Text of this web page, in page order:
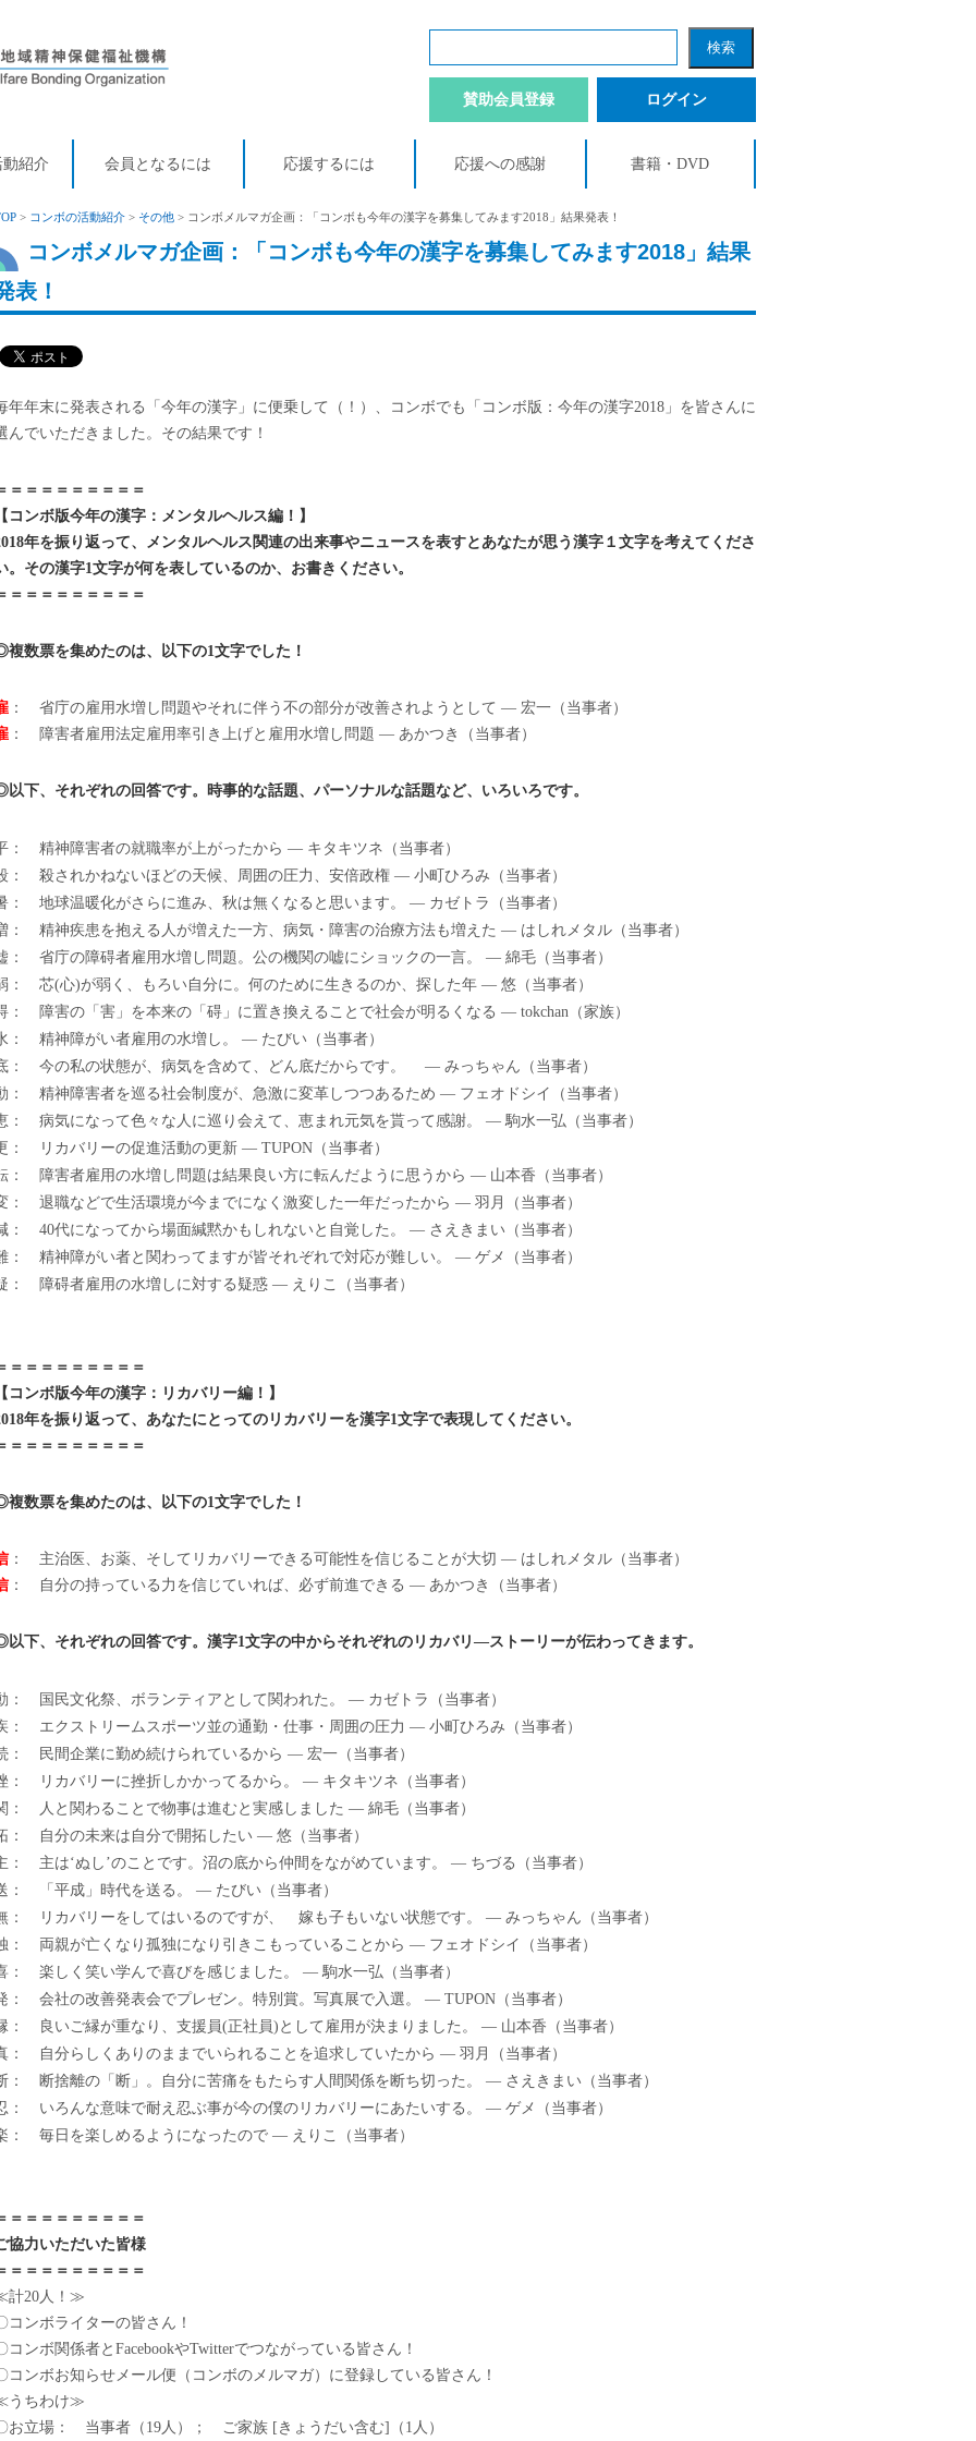
賛助会員登録 ログイン
紹介 会員となるには 応援するには 応援への感謝 書籍・DVD
> コンボの活動紹介> その他> コンボメルマガ企画：「コンボも今年の漢字を募集してみます2018」結果発表！
コンボメルマガ企画：「コンボも今年の漢字を募集してみます2018」結果
表！
年年末に発表される「今年の漢字」に便乗して（！）、コンボでも「コンボ版：今年の漢字2018」を皆さんに
んでいただきました。その結果です！
＝＝＝＝＝＝＝＝＝
コンボ版今年の漢字：メンタルヘルス編！】
年を振り返って、メンタルヘルス関連の出来事やニュースを表すとあなたが思う漢字１文字を考えてくださ
。その漢字1文字が何を表しているのか、お書きください。
＝＝＝＝＝＝＝＝＝
数票を集めたのは、以下の1文字でした！
： 省庁の雇用水増し問題やそれに伴う不の部分が改善されようとして — 宏一（当事者）
： 障害者雇用法定雇用率引き上げと雇用水増し問題 — あかつき（当事者）
下、それぞれの回答です。時事的な話題、パーソナルな話題など、いろいろです。
： 精神障害者の就職率が上がったから — キタキツネ（当事者）
： 殺されかねないほどの天候、周囲の圧力、安倍政権 — 小町ひろみ（当事者）
： 地球温暖化がさらに進み、秋は無くなると思います。 — カゼトラ（当事者）
： 精神疾患を抱える人が増えた一方、病気・障害の治療方法も増えた — はしれメタル（当事者）
： 省庁の障碍者雇用水増し問題。公の機関の嘘にショックの一言。 — 綿毛（当事者）
： 芯(心)が弱く、もろい自分に。何のために生きるのか、探した年 — 悠（当事者）
： 障害の「害」を本来の「碍」に置き換えることで社会が明るくなる — tokchan（家族）
： 精神障がい者雇用の水増し。 — たびい（当事者）
： 今の私の状態が、病気を含めて、どん底だからです。 — みっちゃん（当事者）
： 精神障害者を巡る社会制度が、急激に変革しつつあるため — フェオドシイ（当事者）
： 病気になって色々な人に巡り会えて、恵まれ元気を貰って感謝。 — 駒水一弘（当事者）
： リカバリーの促進活動の更新 — TUPON（当事者）
： 障害者雇用の水増し問題は結果良い方に転んだように思うから — 山本香（当事者）
： 退職などで生活環境が今までになく激変した一年だったから — 羽月（当事者）
： 40代になってから場面緘黙かもしれないと自覚した。 — さえきまい（当事者）
： 精神障がい者と関わってますが皆それぞれで対応が難しい。 — ゲメ（当事者）
： 障碍者雇用の水増しに対する疑惑 — えりこ（当事者）
＝＝＝＝＝＝＝＝＝
コンボ版今年の漢字：リカバリー編！】
年を振り返って、あなたにとってのリカバリーを漢字1文字で表現してください。
＝＝＝＝＝＝＝＝＝
数票を集めたのは、以下の1文字でした！
： 主治医、お薬、そしてリカバリーできる可能性を信じることが大切 — はしれメタル（当事者）
： 自分の持っている力を信じていれば、必ず前進できる — あかつき（当事者）
下、それぞれの回答です。漢字1文字の中からそれぞれのリカバリ―ストーリーが伝わってきます。
： 国民文化祭、ボランティアとして関われた。 — カゼトラ（当事者）
： エクストリームスポーツ並の通勤・仕事・周囲の圧力 — 小町ひろみ（当事者）
： 民間企業に勤め続けられているから — 宏一（当事者）
： リカバリーに挫折しかかってるから。 — キタキツネ（当事者）
： 人と関わることで物事は進むと実感しました — 綿毛（当事者）
： 自分の未来は自分で開拓したい — 悠（当事者）
： 主は‘ぬし’のことです。沼の底から仲間をながめています。 — ちづる（当事者）
： 「平成」時代を送る。 — たびい（当事者）
： リカバリーをしてはいるのですが、 嫁も子もいない状態です。 — みっちゃん（当事者）
： 両親が亡くなり孤独になり引きこもっていることから — フェオドシイ（当事者）
： 楽しく笑い学んで喜びを感じました。 — 駒水一弘（当事者）
： 会社の改善発表会でプレゼン。特別賞。写真展で入選。 — TUPON（当事者）
： 良いご縁が重なり、支援員(正社員)として雇用が決まりました。 — 山本香（当事者）
： 自分らしくありのままでいられることを追求していたから — 羽月（当事者）
： 断捨離の「断」。自分に苦痛をもたらす人間関係を断ち切った。 — さえきまい（当事者）
： いろんな意味で耐え忍ぶ事が今の僕のリカバリーにあたいする。 — ゲメ（当事者）
： 毎日を楽しめるようになったので — えりこ（当事者）
＝＝＝＝＝＝＝＝＝
協力いただいた皆様
＝＝＝＝＝＝＝＝＝
計20人！≫
コンボライターの皆さん！
コンボ関係者とFacebookやTwitterでつながっている皆さん！
コンボお知らせメール便（コンボのメルマガ）に登録している皆さん！
うちわけ≫
お立場： 当事者（19人）； ご家族 [きょうだい含む]（1人）